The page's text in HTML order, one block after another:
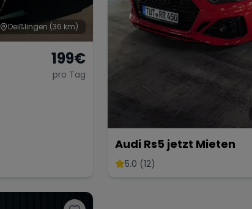
Deißlingen (36 km)
199€
pro Tag
Audi Rs5 jetzt Mieten
5.0 (12)